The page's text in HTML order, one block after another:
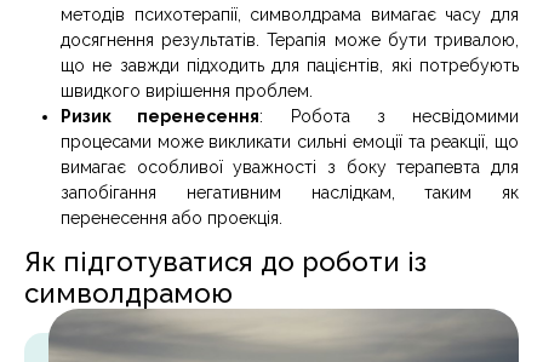
методів психотерапії, символдрама вимагає часу для
досягнення результатів. Терапія може бути тривалою,
що не завжди підходить для пацієнтів, які потребують
швидкого вирішення проблем.
Ризик перенесення: Робота з несвідомими
процесами може викликати сильні емоції та реакції, що
вимагає особливої уважності з боку терапевта для
запобігання негативним наслідкам, таким як
перенесення або проекція.
Як підготуватися до роботи із
символдрамою